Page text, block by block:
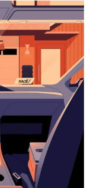
لاستخدام
التقويم
التاريخ.
اضغط
على
زر
الخروج
لإغلاق
التقويم.